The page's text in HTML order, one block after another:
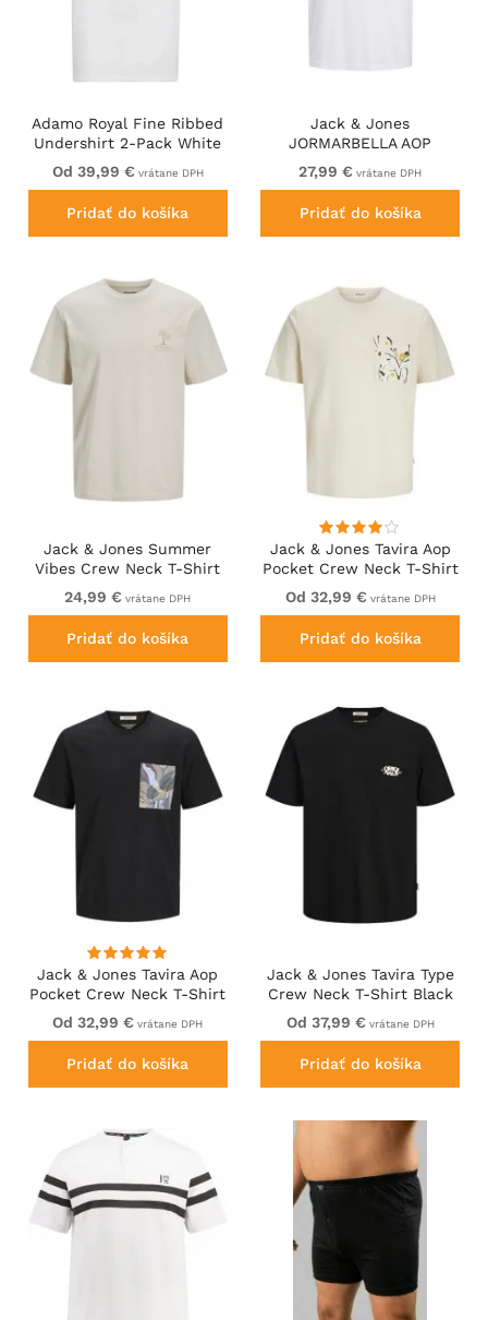
Adamo Royal Fine Ribbed
Undershirt 2-Pack White
Od 39,99 € vrátane DPH
Pridať do košíka
Jack & Jones
JORMARBELLA AOP
BRANDING T-Shirt Bright
White
27,99 € vrátane DPH
Pridať do košíka
Jack & Jones Summer
Vibes Crew Neck T-Shirt
Moonbeam
24,99 € vrátane DPH
Pridať do košíka
Jack & Jones Tavira Aop
Pocket Crew Neck T-Shirt
Antique White
Od 32,99 € vrátane DPH
Pridať do košíka
Jack & Jones Tavira Aop
Pocket Crew Neck T-Shirt
Black
Od 32,99 € vrátane DPH
Pridať do košíka
Jack & Jones Tavira Type
Crew Neck T-Shirt Black
Od 37,99 € vrátane DPH
Pridať do košíka